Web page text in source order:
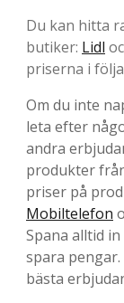
Du kan hitta
butiker: Lidl
priserna i
Om du inte
leta efter
andra
produkter
priser på
Mobiltelefon
Spana alltid
spara
bästa